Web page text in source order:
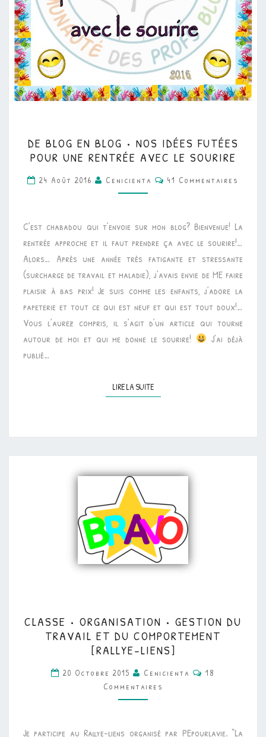
BLOG
EN
BLOG
•
IDÉES
FUTÉES
POUR
UNE
RENTRÉE
AVEC
LE
SOURIRE
DE BLOG EN BLOG • NOS IDÉES FUTÉES
POUR UNE RENTRÉE AVEC LE SOURIRE
24 Août 2016 Cenicienta Commentaires
41 Commentaires
C’est chabadou qui t’envoie sur mon blog? Bienvenue! La
rentrée approche et il faut prendre ça avec le sourire!…
Alors… Après une année très fatigante et stressante
(surcharge de travail et maladie), j’avais envie de ME faire
plaisir à bas prix! Je suis comme les enfants, j’adore la
papeterie et tout ce qui est neuf et qui est tout doux!…
Vous l’aurez compris, il s’agit d’un article qui tourne
autour de moi et qui me donne le sourire!
J’ai déjà
publié…
LIRE LA SUITELIRE LA SUITE
•
ORGANISATION
GESTION
DU
CLASSE • ORGANISATION • GESTION DU
TRAVAIL ET DU COMPORTEMENT
[RALLYE-LIENS]
20 Octobre 2015 Cenicienta Commentaires
18
Commentaires
Je participe au Rallye-liens organisé par PEpourlavie. “La